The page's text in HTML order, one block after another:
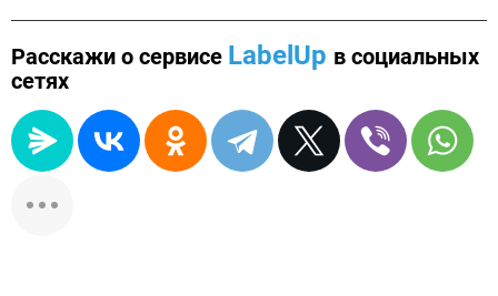
Расскажи о сервисе LabelUp в социальных
сетях